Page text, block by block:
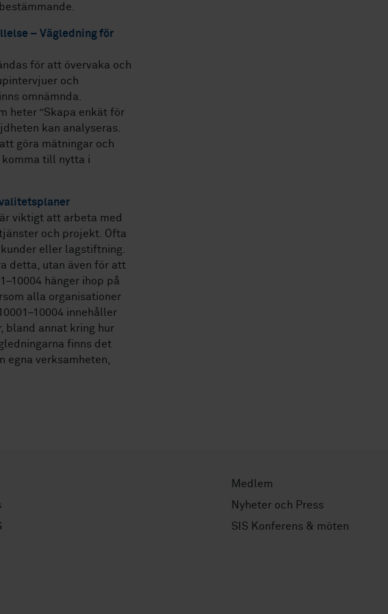
– Vägledning för
för att övervaka och
och
omnämnda.
heter ”Skapa enkät för
kan analyseras.
göra mätningar och
till nytta i
viktigt att arbeta med
och projekt. Ofta
eller lagstiftning.
detta, utan även för att
hänger ihop på
alla organisationer
innehåller
bland annat kring hur
finns det
egna verksamheten,
Medlem
Nyheter och Press
SIS Konferens & möten